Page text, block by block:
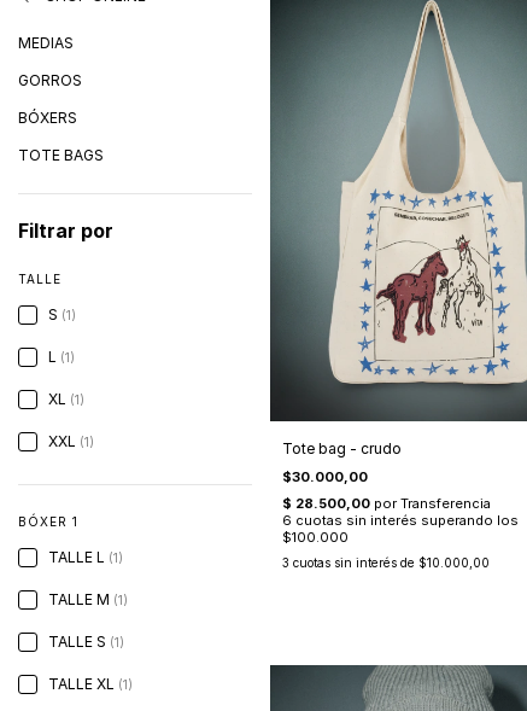
MEDIAS
GORROS
BÓXERS
TOTE BAGS
Filtrar por
TALLE
S (1)
L (1)
XL (1)
XXL (1)
BÓXER 1
TALLE L (1)
TALLE M (1)
TALLE S (1)
TALLE XL (1)
Tote bag - crudo
$30.000,00
3 cuotas sin interés de $10.000,00